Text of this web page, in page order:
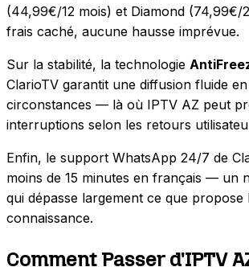
(44,99€/12 mois) et Diamond (74,99€/
frais caché, aucune hausse imprévue.
Sur la stabilité, la technologie
ClarioTV garantit une diffusion fluide
circonstances — là où IPTV AZ peut
interruptions selon les retours
Enfin, le support WhatsApp 24/7 de
moins de 15 minutes en français — un
qui dépasse largement ce que
connaissance.
Comment Passer d'IPTV